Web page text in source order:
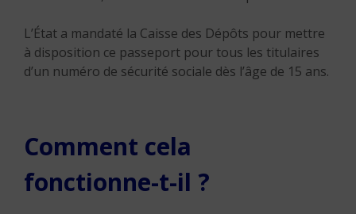
L’État a mandaté la Caisse des Dépôts pour mettre
à disposition ce passeport pour tous les titulaires
d’un numéro de sécurité sociale dès l’âge de 15 ans.
Comment cela
fonctionne-t-il ?